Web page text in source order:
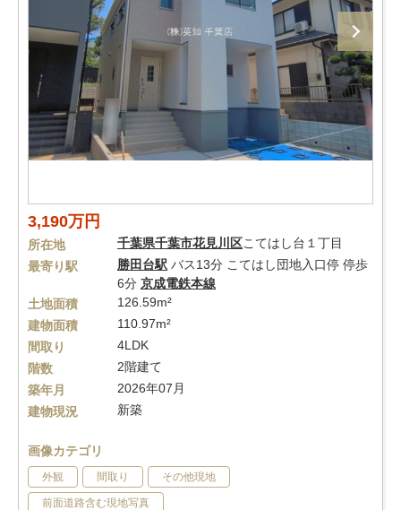
3,190万円
所在地 千葉県千葉市花見川区こてはし台１丁目
最寄り駅
勝田台駅 バス13分 こてはし団地入口停 停歩
6分 京成電鉄本線
土地面積
126.59m²
建物面積
110.97m²
間取り
4LDK
階数
2階建て
築年月
2026年07月
建物現況
新築
画像カテゴリ
外観 間取り その他現地
前面道路含む現地写真